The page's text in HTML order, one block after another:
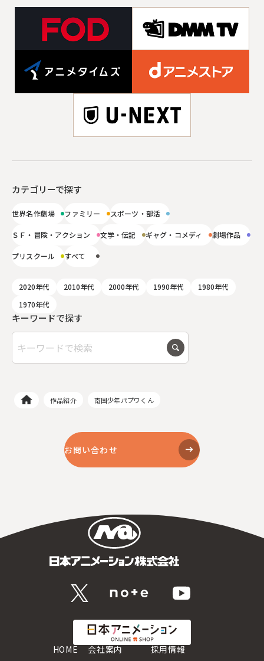
キーワードで探す
カテゴリーで探す
世界名作劇場 ファミリー スポーツ・部活
ＳＦ・冒険・アクション 文学・伝記 ギャグ・コメディ 劇場作品
プリスクール すべて
2020年代 2010年代 2000年代 1990年代
1980年代
1970年代
作品紹介 南国少年パプワくん
お問い合わせ
HOME 会社案内 採用情報